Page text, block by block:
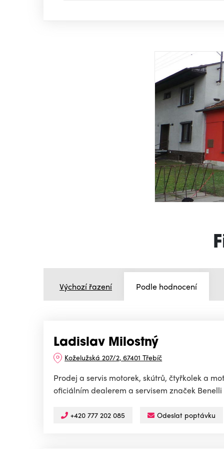
Výchozí řazení Podle hodnocení
Ladislav Milostný
Koželužská 207/2, 67401 Třebíč
Prodej a servis motorek, skútrů, čtyřkolek a
oficiálním dealerem a servisem značek Benelli
+420 777 202 085 Odeslat poptávku